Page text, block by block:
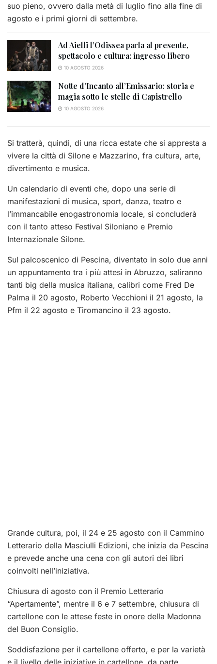
suo pieno, ovvero dalla metà di luglio fino alla fine di
agosto e i primi giorni di settembre.
Ad Aielli l’Odissea parla al presente,
spettacolo e cultura: ingresso libero
10 AGOSTO 2026
Notte d’Incanto all’Emissario: storia e
magia sotto le stelle di Capistrello
10 AGOSTO 2026
Si tratterà, quindi, di una ricca estate che si appresta a
vivere la città di Silone e Mazzarino, fra cultura, arte,
divertimento e musica.
Un calendario di eventi che, dopo una serie di
manifestazioni di musica, sport, danza, teatro e
l’immancabile enogastronomia locale, si concluderà
con il tanto atteso Festival Siloniano e Premio
Internazionale Silone.
Sul palcoscenico di Pescina, diventato in solo due anni
un appuntamento tra i più attesi in Abruzzo, saliranno
tanti big della musica italiana, calibri come Fred De
Palma il 20 agosto, Roberto Vecchioni il 21 agosto, la
Pfm il 22 agosto e Tiromancino il 23 agosto.
Grande cultura, poi, il 24 e 25 agosto con il Cammino
Letterario della Masciulli Edizioni, che inizia da Pescina
e prevede anche una cena con gli autori dei libri
coinvolti nell’iniziativa.
Chiusura di agosto con il Premio Letterario
“Apertamente”, mentre il 6 e 7 settembre, chiusura di
cartellone con le attese feste in onore della Madonna
del Buon Consiglio.
Soddisfazione per il cartellone offerto, e per la varietà